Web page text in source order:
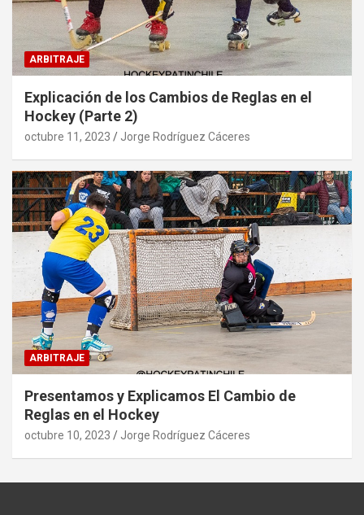
ARBITRAJE
Explicación de los Cambios de Reglas en el
Hockey (Parte 2)
octubre 11, 2023 Jorge Rodríguez Cáceres
ARBITRAJE
Presentamos y Explicamos El Cambio de
Reglas en el Hockey
octubre 10, 2023 Jorge Rodríguez Cáceres